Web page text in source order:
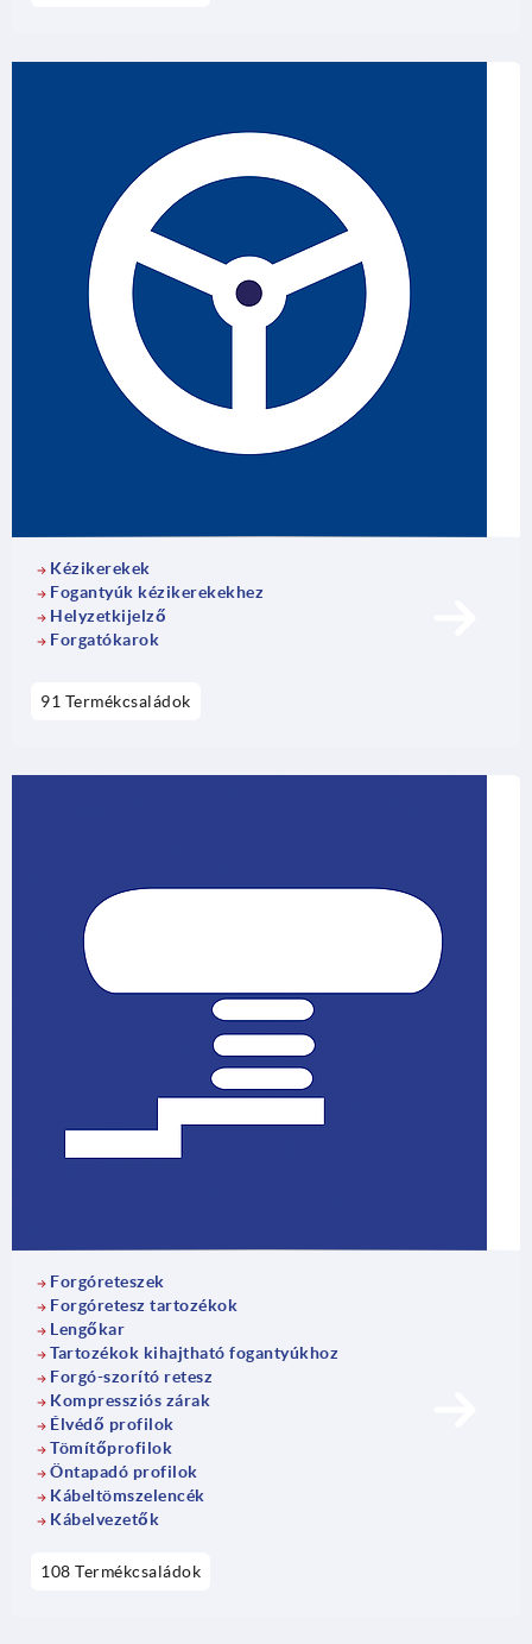
Kézikerekek
Fogantyúk kézikerekekhez
Helyzetkijelző
Forgatókarok
91 Termékcsaládok
Forgóreteszek
Forgóretesz tartozékok
Lengőkar
Tartozékok kihajtható fogantyúkhoz
Forgó-szorító retesz
Kompressziós zárak
Élvédő profilok
Tömítőprofilok
Öntapadó profilok
Kábeltömszelencék
Kábelvezetők
108 Termékcsaládok